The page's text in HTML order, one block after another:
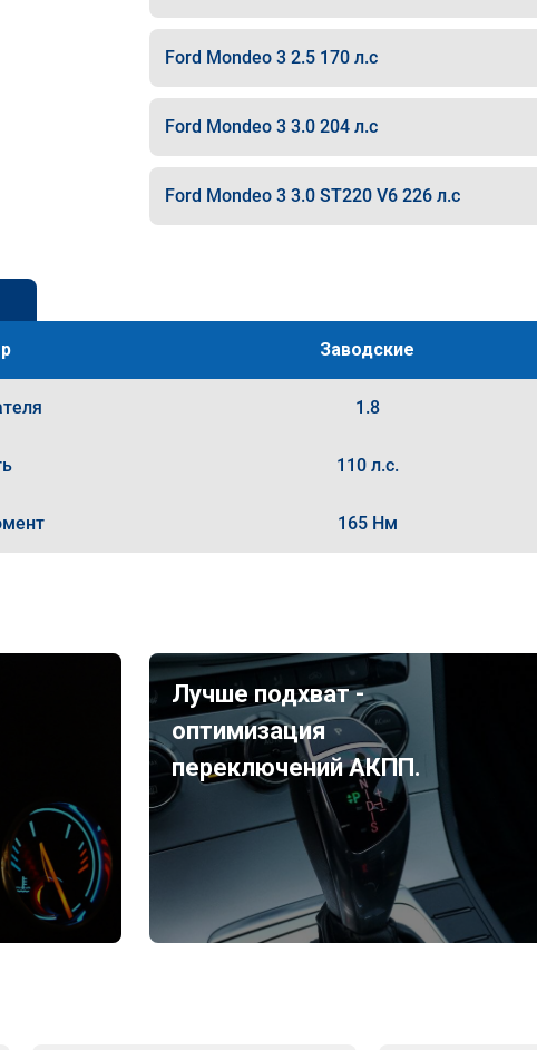
Ford Mondeo 3 2.5 170 л.с
Ford Mondeo 3 3.0 204 л.с
Ford Mondeo 3 3.0 ST220 V6 226 л.с
Заводские
1.8
110 л.с.
165 Нм
Лучше подхват -
оптимизация
переключений АКПП.